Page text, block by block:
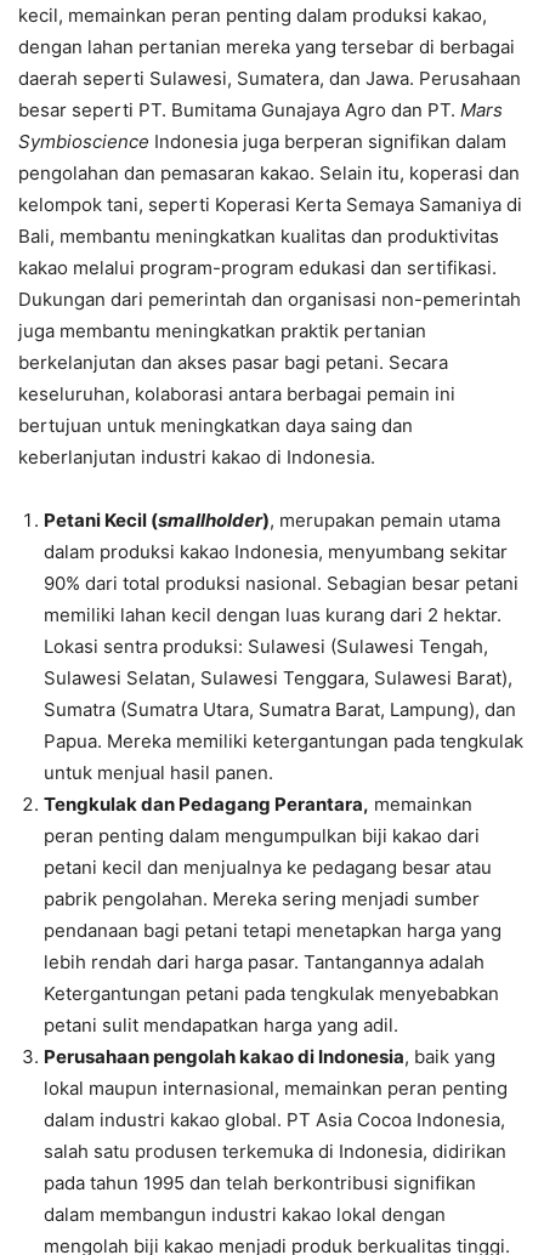
kecil, memainkan peran penting dalam produksi kakao,
dengan lahan pertanian mereka yang tersebar di berbagai
daerah seperti Sulawesi, Sumatera, dan Jawa. Perusahaan
besar seperti PT. Bumitama Gunajaya Agro dan PT. Mars
Symbioscience Indonesia juga berperan signifikan dalam
pengolahan dan pemasaran kakao. Selain itu, koperasi dan
kelompok tani, seperti Koperasi Kerta Semaya Samaniya di
Bali, membantu meningkatkan kualitas dan produktivitas
kakao melalui program-program edukasi dan sertifikasi.
Dukungan dari pemerintah dan organisasi non-pemerintah
juga membantu meningkatkan praktik pertanian
berkelanjutan dan akses pasar bagi petani. Secara
keseluruhan, kolaborasi antara berbagai pemain ini
bertujuan untuk meningkatkan daya saing dan
keberlanjutan industri kakao di Indonesia.
Petani Kecil (smallholder), merupakan pemain utama
dalam produksi kakao Indonesia, menyumbang sekitar
90% dari total produksi nasional. Sebagian besar petani
memiliki lahan kecil dengan luas kurang dari 2 hektar.
Lokasi sentra produksi: Sulawesi (Sulawesi Tengah,
Sulawesi Selatan, Sulawesi Tenggara, Sulawesi Barat),
Sumatra (Sumatra Utara, Sumatra Barat, Lampung), dan
Papua. Mereka memiliki ketergantungan pada tengkulak
untuk menjual hasil panen.
Tengkulak dan Pedagang Perantara, memainkan
peran penting dalam mengumpulkan biji kakao dari
petani kecil dan menjualnya ke pedagang besar atau
pabrik pengolahan. Mereka sering menjadi sumber
pendanaan bagi petani tetapi menetapkan harga yang
lebih rendah dari harga pasar. Tantangannya adalah
Ketergantungan petani pada tengkulak menyebabkan
petani sulit mendapatkan harga yang adil.
Perusahaan pengolah kakao di Indonesia, baik yang
lokal maupun internasional, memainkan peran penting
dalam industri kakao global. PT Asia Cocoa Indonesia,
salah satu produsen terkemuka di Indonesia, didirikan
pada tahun 1995 dan telah berkontribusi signifikan
dalam membangun industri kakao lokal dengan
mengolah biji kakao menjadi produk berkualitas tinggi.